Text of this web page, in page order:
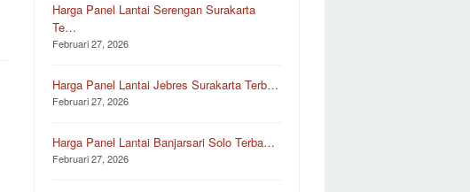
Harga Panel Lantai Serengan Surakarta
Te…
Februari 27, 2026
Harga Panel Lantai Jebres Surakarta Terb…
Februari 27, 2026
Harga Panel Lantai Banjarsari Solo Terba…
Februari 27, 2026